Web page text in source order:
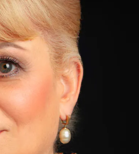
Зарегистрироваться